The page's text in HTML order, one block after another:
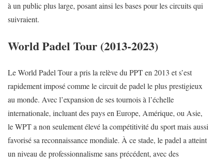
à un public plus large, posant ainsi les bases pour les circuits qui
suivraient.
World Padel Tour (2013-2023)
Le World Padel Tour a pris la relève du PPT en 2013 et s’est
rapidement imposé comme le circuit de padel le plus prestigieux
au monde. Avec l’expansion de ses tournois à l’échelle
internationale, incluant des pays en Europe, Amérique, ou Asie,
le WPT a non seulement élevé la compétitivité du sport mais aussi
favorisé sa reconnaissance mondiale. À ce stade, le padel a atteint
un niveau de professionnalisme sans précédent, avec des